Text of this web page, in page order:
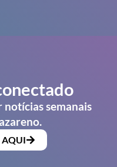
notícias semanais
AQUI